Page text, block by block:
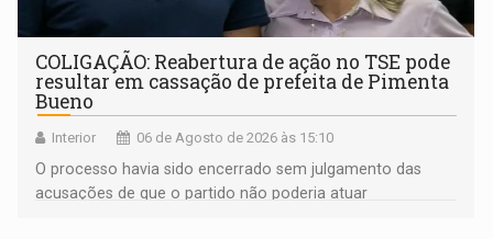
COLIGAÇÃO: Reabertura de ação no TSE pode
resultar em cassação de prefeita de Pimenta
Bueno
Interior 06 de Agosto de 2026 às 15:10
O processo havia sido encerrado sem julgamento das
acusações de que o partido não poderia atuar